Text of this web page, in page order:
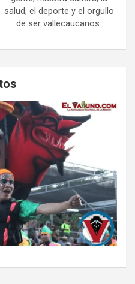
salud, el deporte y el orgullo
de ser vallecaucanos.